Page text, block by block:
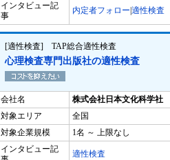
インタビュー記
事
内定者フォロー 適性検査
[適性検査] TAP総合適性検査
心理検査専門出版社の適性検査
会社名
株式会社日本文化科学社
対象エリア
全国
対象企業規模
1名 ～ 上限なし
インタビュー記
適性検査